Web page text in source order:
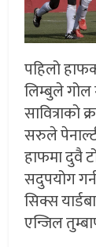
पहिलो
लिम्बुले गोल
सरुले
हाफमा दुवै
सदुपयोग
सिक्स
एन्जिल